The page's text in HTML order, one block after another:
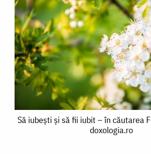
Să
Să iubești și să fii iubit – în căutarea
doxologia.ro